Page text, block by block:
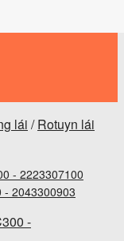
lái / Rotuyn lái